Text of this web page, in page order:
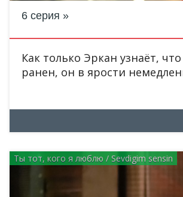
6 серия
Как только Эркан узнаёт,
ранен, он в ярости
Ты тот, кого я люблю / Sevdigim sensin